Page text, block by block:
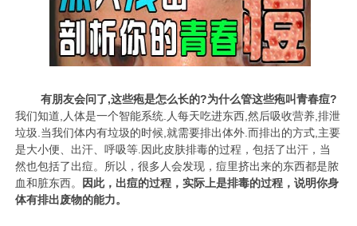
有朋友会问了,这些疱是怎么长的?为什么管这些疱叫青春痘?
我们知道,人体是一个智能系统.人每天吃进东西,然后吸收营养,排泄
垃圾.当我们体内有垃圾的时候,就需要排出体外.而排出的方式,主要
是大小便、出汗、呼吸等.因此皮肤排毒的过程，包括了出汗，当
然也包括了出痘。所以，很多人会发现，痘里挤出来的东西都是脓
血和脏东西。 因此，出痘的过程，实际上是排毒的过程，说明你身
体有排出废物的能力。